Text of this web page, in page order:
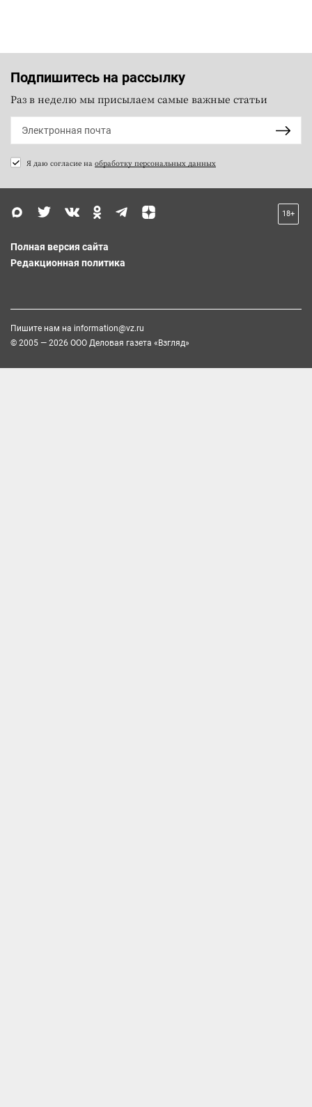
Подпишитесь на рассылку
Раз в неделю мы присылаем самые важные статьи
Я даю согласие на обработку персональных данных
18+
Полная версия сайта
Редакционная политика
Пишите нам на information@vz.ru
© 2005 — 2026 ООО Деловая газета «Взгляд»